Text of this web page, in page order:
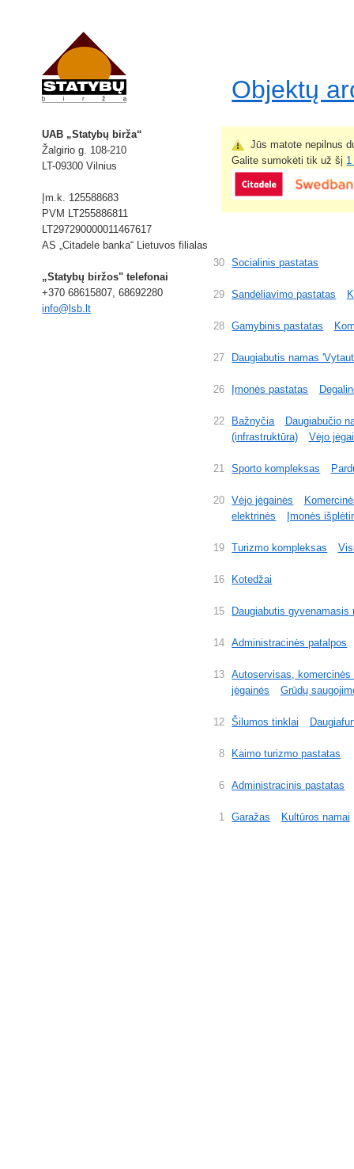
Objektų
UAB „Statybų birža“
Žalgirio g. 108-210
LT-09300 Vilnius
Įm.k. 125588683
PVM LT255886811
LT297290000011467617
AS „Citadele banka“ Lietuvos filialas
„Statybų biržos" telefonai
+370 68615807, 68692280
info@lsb.lt
Jūs matote nepilnus
Galite sumokėti tik už šį
30 Socialinis pastatas
29 Sandėliavimo pastatas
28 Gamybinis pastatas
27 Daugiabutis namas
26 Įmonės pastatas
22 Bažnyčia
Daugiabučio
(infrastruktūra)
Vėjo
21 Sporto kompleksas
20 Vėjo jėgainės
elektrinės
Įmonės
19 Turizmo kompleksas
16 Kotedžai
15 Daugiabutis gyvenamasis
14 Administracinės patalpos
13
Autoservisas, komercinės
jėgainės
Grūdų
12 Šilumos tinklai
8 Kaimo turizmo pastatas
6 Administracinis pastatas
1 Garažas Kultūros namai